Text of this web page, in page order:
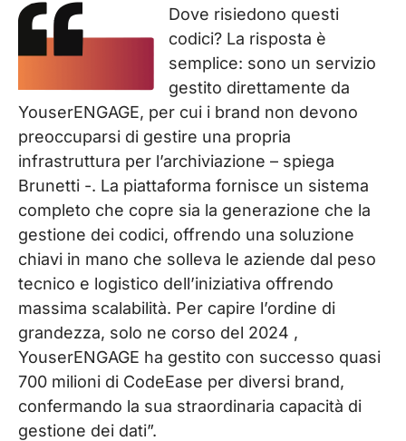
Dove risiedono questi
codici? La risposta è
semplice: sono un servizio
gestito direttamente da
YouserENGAGE, per cui i brand non devono
preoccuparsi di gestire una propria
infrastruttura per l’archiviazione – spiega
Brunetti -. La piattaforma fornisce un sistema
completo che copre sia la generazione che la
gestione dei codici, offrendo una soluzione
chiavi in mano che solleva le aziende dal peso
tecnico e logistico dell’iniziativa offrendo
massima scalabilità. Per capire l’ordine di
grandezza, solo ne corso del 2024 ,
YouserENGAGE ha gestito con successo quasi
700 milioni di CodeEase per diversi brand,
confermando la sua straordinaria capacità di
gestione dei dati”.